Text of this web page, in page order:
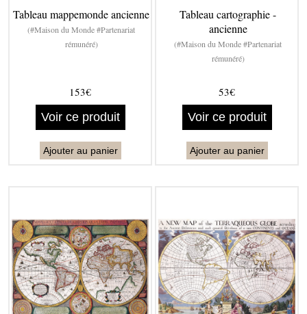
Tableau mappemonde ancienne
(#Maison du Monde #Partenariat
rémunéré)
153€
Voir ce produit
Ajouter au panier
Tableau cartographie -
ancienne
(#Maison du Monde #Partenariat
rémunéré)
53€
Voir ce produit
Ajouter au panier